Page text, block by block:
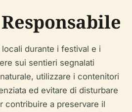
durante i festival e i
sui sentieri segnalati
utilizzare i contenitori
ed evitare di disturbare
contribuire a preservare il